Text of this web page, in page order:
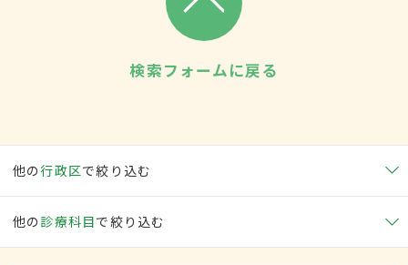
検索フォームに戻る
他の行政区で絞り込む
他の 診療科目で絞り込む